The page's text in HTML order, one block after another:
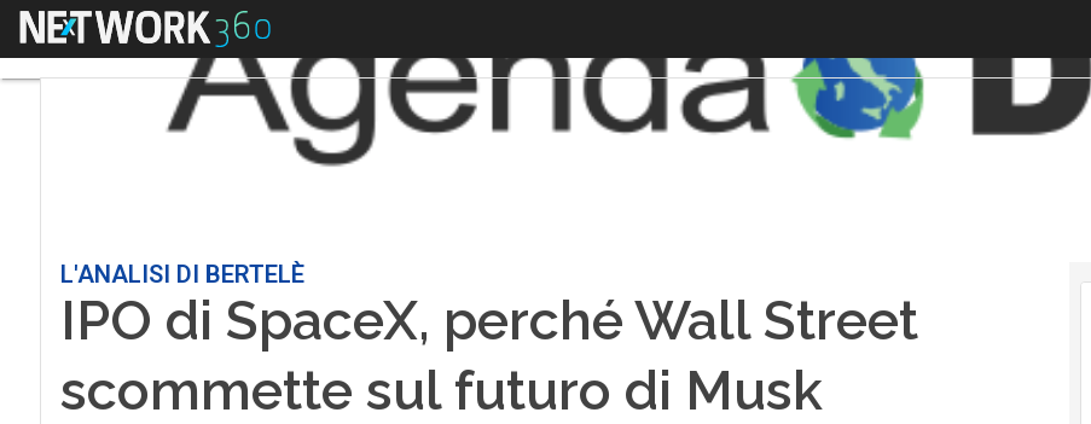
Menu
L'ANALISI DI BERTELÈ
IPO di SpaceX, perché Wall Street
scommette sul futuro di Musk